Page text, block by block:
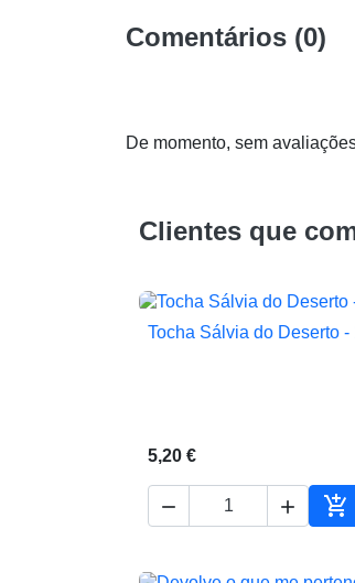
Comentários (0)
De momento, sem
Clientes que
 Vista rápida
Tocha Sálvia do Deserto -
5,20 €
  